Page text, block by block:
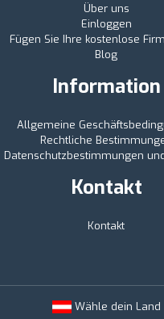
Über uns
Einloggen
Fügen Sie Ihre kostenlose
Blog
Information
Allgemeine
Rechtliche
Datenschutzbestimmungen
Kontakt
Kontakt
Wähle dein Land